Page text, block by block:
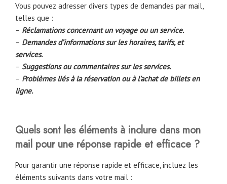
Vous pouvez adresser divers types de demandes par mail,
telles que :
– Réclamations concernant un voyage ou un service.
– Demandes d’informations sur les horaires, tarifs, et
services.
– Suggestions ou commentaires sur les services.
– Problèmes liés à la réservation ou à l’achat de billets en
ligne.
Quels sont les éléments à inclure dans mon
mail pour une réponse rapide et efficace ?
Pour garantir une réponse rapide et efficace, incluez les
éléments suivants dans votre mail :